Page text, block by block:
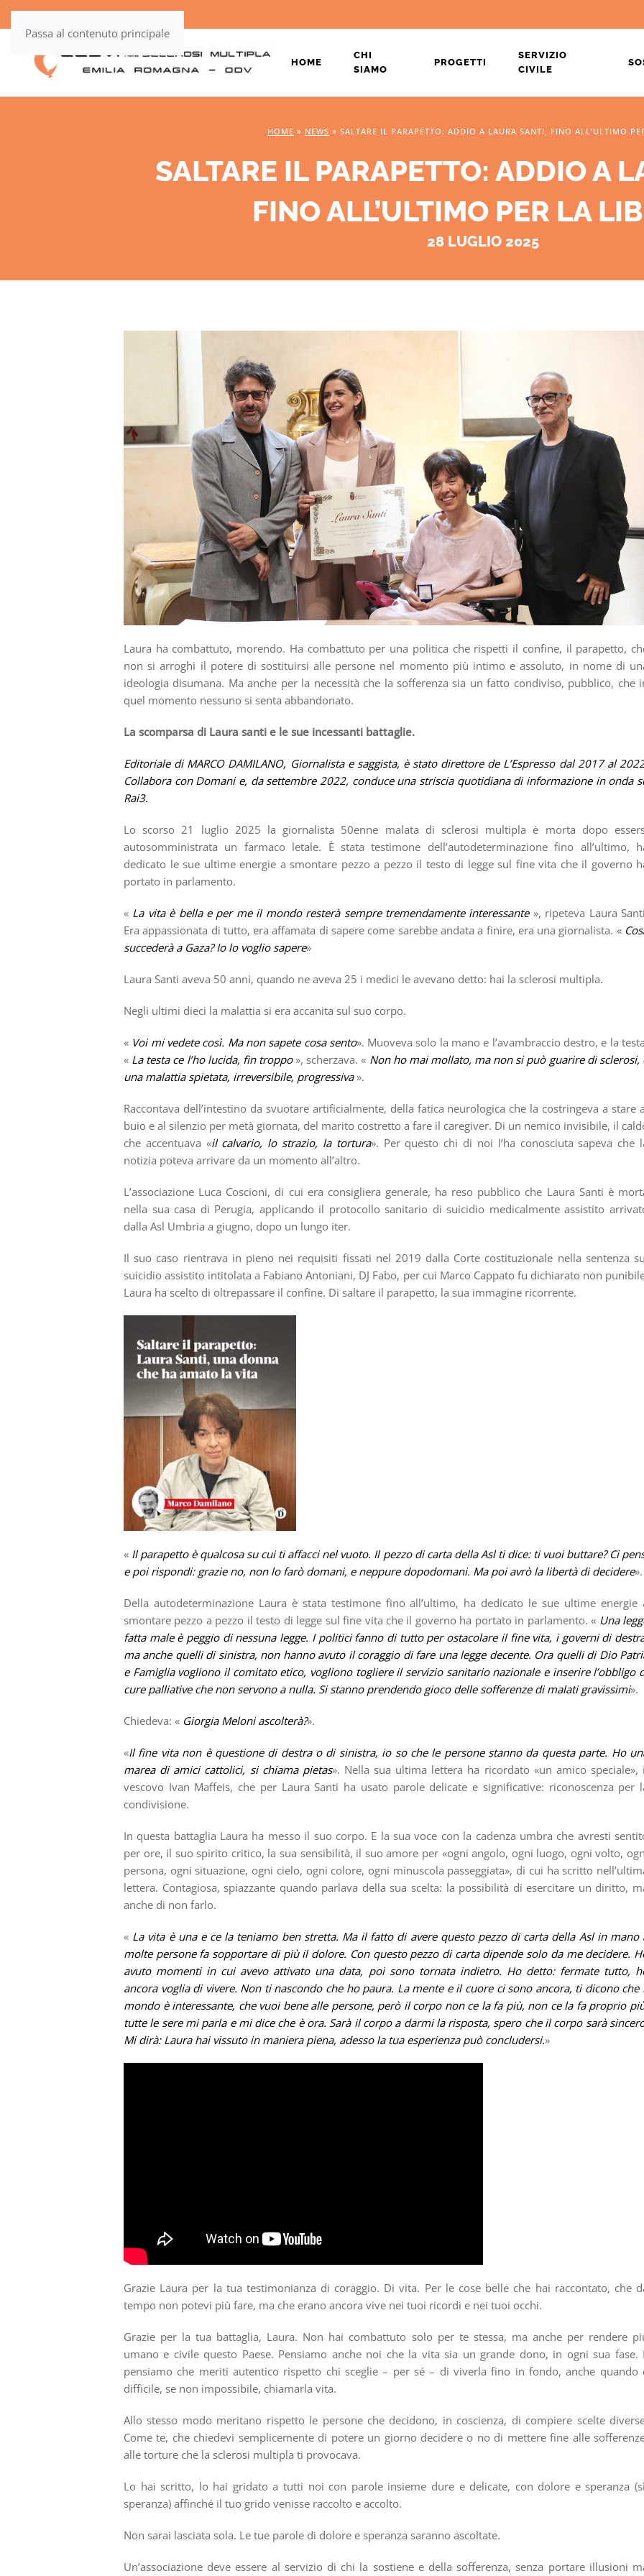
Passa al contenuto principale
HOME
CHI
SIAMO
PROGETTI
SERVIZIO
CIVILE
HOME » NEWS » SALTARE IL PARAPETTO: ADDIO A LAURA SANTI, FINO ALL’ULTIMO
SALTARE IL PARAPETTO: ADDIO A
FINO ALL’ULTIMO PER LA
28 LUGLIO 2025
Laura ha combattuto, morendo. Ha combattuto per una politica che rispetti il confine, il parapetto,
non si arroghi il potere di sostituirsi alle persone nel momento più intimo e assoluto, in nome di
ideologia disumana. Ma anche per la necessità che la sofferenza sia un fatto condiviso, pubblico, che
quel momento nessuno si senta abbandonato.
La scomparsa di Laura santi e le sue incessanti battaglie.
Editoriale di MARCO DAMILANO, Giornalista e saggista, è stato direttore de L’Espresso dal 2017 al
Collabora con Domani e, da settembre 2022, conduce una striscia quotidiana di informazione in onda
Rai3.
Lo scorso 21 luglio 2025 la giornalista 50enne malata di sclerosi multipla è morta dopo
autosomministrata un farmaco letale. È stata testimone dell’autodeterminazione fino all’ultimo,
dedicato le sue ultime energie a smontare pezzo a pezzo il testo di legge sul fine vita che il governo
portato in parlamento.
« La vita è bella e per me il mondo resterà sempre tremendamente interessante», ripeteva Laura
Era appassionata di tutto, era affamata di sapere come sarebbe andata a finire, era una giornalista. «
succederà a Gaza? Io lo voglio sapere»
Laura Santi aveva 50 anni, quando ne aveva 25 i medici le avevano detto: hai la sclerosi multipla.
Negli ultimi dieci la malattia si era accanita sul suo corpo.
« Voi mi vedete così. Ma non sapete cosa sento». Muoveva solo la mano e l’avambraccio destro, e la
« La testa ce l’ho lucida, fin troppo», scherzava. « Non ho mai mollato, ma non si può guarire di sclerosi,
una malattia spietata, irreversibile, progressiva».
Raccontava dell’intestino da svuotare artificialmente, della fatica neurologica che la costringeva a stare
buio e al silenzio per metà giornata, del marito costretto a fare il caregiver. Di un nemico invisibile, il
che accentuava «il calvario, lo strazio, la tortura». Per questo chi di noi l’ha conosciuta sapeva che
notizia poteva arrivare da un momento all’altro.
L’associazione Luca Coscioni, di cui era consigliera generale, ha reso pubblico che Laura Santi è
nella sua casa di Perugia, applicando il protocollo sanitario di suicidio medicalmente assistito
dalla Asl Umbria a giugno, dopo un lungo iter.
Il suo caso rientrava in pieno nei requisiti fissati nel 2019 dalla Corte costituzionale nella sentenza
suicidio assistito intitolata a Fabiano Antoniani, DJ Fabo, per cui Marco Cappato fu dichiarato non
Laura ha scelto di oltrepassare il confine. Di saltare il parapetto, la sua immagine ricorrente.
« Il parapetto è qualcosa su cui ti affacci nel vuoto. Il pezzo di carta della Asl ti dice: ti vuoi buttare? Ci
e poi rispondi: grazie no, non lo farò domani, e neppure dopodomani. Ma poi avrò la libertà di decidere».
Della autodeterminazione Laura è stata testimone fino all’ultimo, ha dedicato le sue ultime energie
smontare pezzo a pezzo il testo di legge sul fine vita che il governo ha portato in parlamento. « Una
fatta male è peggio di nessuna legge. I politici fanno di tutto per ostacolare il fine vita, i governi di
ma anche quelli di sinistra, non hanno avuto il coraggio di fare una legge decente. Ora quelli di Dio
e Famiglia vogliono il comitato etico, vogliono togliere il servizio sanitario nazionale e inserire l’obbligo
cure palliative che non servono a nulla. Si stanno prendendo gioco delle sofferenze di malati gravissimi».
Chiedeva: « Giorgia Meloni ascolterà?».
«Il fine vita non è questione di destra o di sinistra, io so che le persone stanno da questa parte. Ho
marea di amici cattolici, si chiama pietas». Nella sua ultima lettera ha ricordato «un amico speciale»,
vescovo Ivan Maffeis, che per Laura Santi ha usato parole delicate e significative: riconoscenza per
condivisione.
In questa battaglia Laura ha messo il suo corpo. E la sua voce con la cadenza umbra che avresti
per ore, il suo spirito critico, la sua sensibilità, il suo amore per «ogni angolo, ogni luogo, ogni volto,
persona, ogni situazione, ogni cielo, ogni colore, ogni minuscola passeggiata», di cui ha scritto
lettera. Contagiosa, spiazzante quando parlava della sua scelta: la possibilità di esercitare un diritto,
anche di non farlo.
« La vita è una e ce la teniamo ben stretta. Ma il fatto di avere questo pezzo di carta della Asl in mano
molte persone fa sopportare di più il dolore. Con questo pezzo di carta dipende solo da me decidere.
avuto momenti in cui avevo attivato una data, poi sono tornata indietro. Ho detto: fermate tutto,
ancora voglia di vivere. Non ti nascondo che ho paura. La mente e il cuore ci sono ancora, ti dicono che
mondo è interessante, che vuoi bene alle persone, però il corpo non ce la fa più, non ce la fa proprio
tutte le sere mi parla e mi dice che è ora. Sarà il corpo a darmi la risposta, spero che il corpo sarà
Mi dirà: Laura hai vissuto in maniera piena, adesso la tua esperienza può concludersi.»
Grazie Laura per la tua testimonianza di coraggio. Di vita. Per le cose belle che hai raccontato, che
tempo non potevi più fare, ma che erano ancora vive nei tuoi ricordi e nei tuoi occhi.
Grazie per la tua battaglia, Laura. Non hai combattuto solo per te stessa, ma anche per rendere
umano e civile questo Paese. Pensiamo anche noi che la vita sia un grande dono, in ogni sua fase.
pensiamo che meriti autentico rispetto chi sceglie – per sé – di viverla fino in fondo, anche quando
difficile, se non impossibile, chiamarla vita.
Allo stesso modo meritano rispetto le persone che decidono, in coscienza, di compiere scelte
Come te, che chiedevi semplicemente di potere un giorno decidere o no di mettere fine alle
alle torture che la sclerosi multipla ti provocava.
Lo hai scritto, lo hai gridato a tutti noi con parole insieme dure e delicate, con dolore e speranza
speranza) affinché il tuo grido venisse raccolto e accolto.
Non sarai lasciata sola. Le tue parole di dolore e speranza saranno ascoltate.
Un’associazione deve essere al servizio di chi la sostiene e della sofferenza, senza portare illusioni